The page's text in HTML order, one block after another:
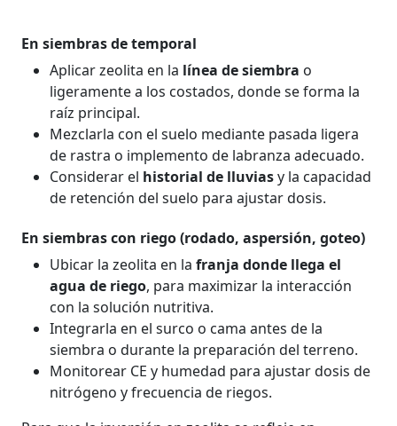
En siembras de temporal
Aplicar zeolita en la línea de siembra o
ligeramente a los costados, donde se forma la
raíz principal.
Mezclarla con el suelo mediante pasada ligera
de rastra o implemento de labranza adecuado.
Considerar el historial de lluviasy la capacidad
de retención del suelo para ajustar dosis.
En siembras con riego (rodado, aspersión, goteo)
Ubicar la zeolita en la franja donde llega el
agua de riego, para maximizar la interacción
con la solución nutritiva.
Integrarla en el surco o cama antes de la
siembra o durante la preparación del terreno.
Monitorear CE y humedad para ajustar dosis de
nitrógeno y frecuencia de riegos.